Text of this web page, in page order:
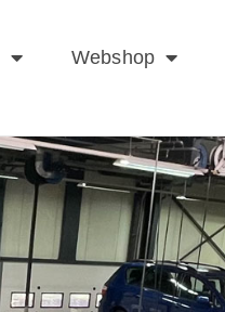
Webshop